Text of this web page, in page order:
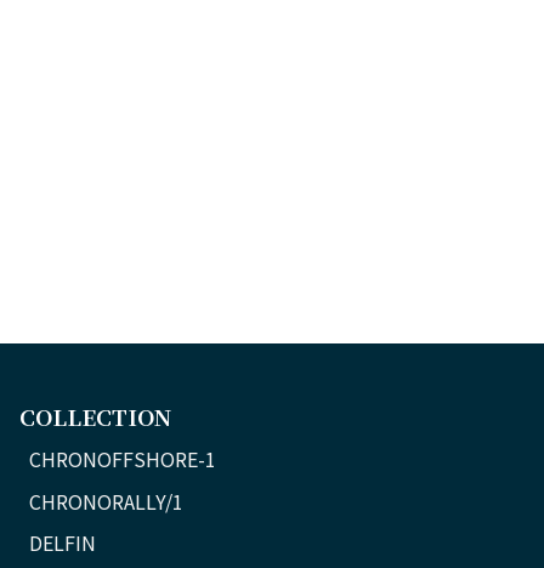
COLLECTION
CHRONOFFSHORE-1
CHRONORALLY/1
DELFIN